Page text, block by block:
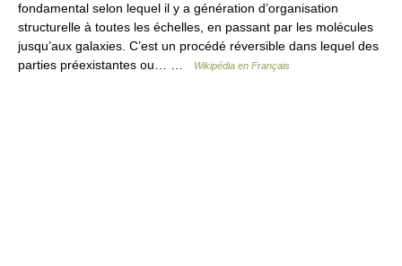
fondamental selon lequel il y a génération d’organisation
structurelle à toutes les échelles, en passant par les molécules
jusqu’aux galaxies. C’est un procédé réversible dans lequel des
parties préexistantes ou… …
Wikipédia en Français